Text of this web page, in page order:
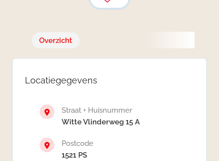
Overzicht
Locatiegegevens
Straat + Huisnummer
Witte Vlinderweg 15 A
Postcode
1521 PS